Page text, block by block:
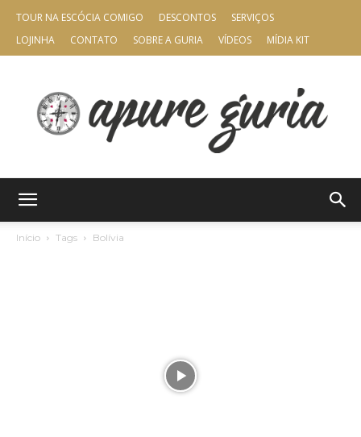
TOUR NA ESCÓCIA COMIGO DESCONTOS
SERVIÇOS
LOJINHA
CONTATO SOBRE A GURIA VÍDEOS MÍDIA KIT
Início Tags Bolívia